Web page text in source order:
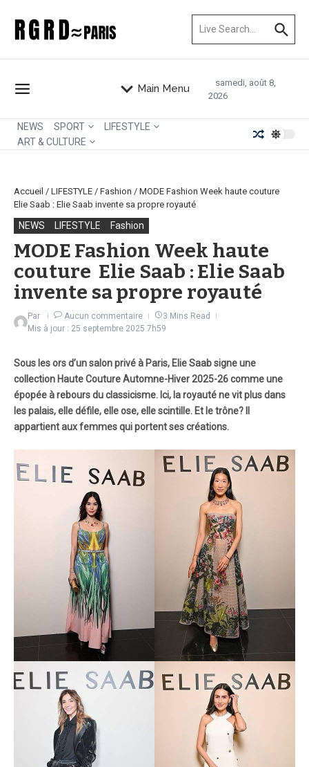
Main Menu
samedi, août 8,
2026
NEWS SPORT
LIFESTYLE
ART & CULTURE
Accueil / LIFESTYLE / Fashion / MODE Fashion Week haute couture
Elie Saab : Elie Saab invente sa propre royauté
NEWS LIFESTYLE Fashion
MODE Fashion Week haute
couture Elie Saab : Elie Saab
invente sa propre royauté
Par Aucun commentaire
3 Mins Read
Mis à jour : 25 septembre 2025 7h59
Sous les ors d’un salon privé à Paris, Elie Saab signe une
collection Haute Couture Automne-Hiver 2025-26 comme une
épopée à rebours du classicisme. Ici, la royauté ne vit plus dans
les palais, elle défile, elle ose, elle scintille. Et le trône? Il
appartient aux femmes qui portent ses créations.